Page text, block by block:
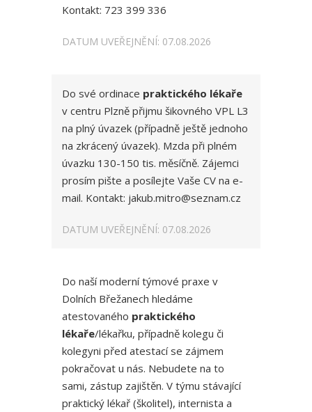
Kontakt: 723 399 336
DATUM UVEŘEJNĚNÍ: 07.08.2026
Do své ordinace praktického lékaře
v centru Plzně přijmu šikovného VPL L3
na plný úvazek (případně ještě jednoho
na zkrácený úvazek). Mzda při plném
úvazku 130-150 tis. měsíčně. Zájemci
prosím pište a posílejte Vaše CV na e-
mail. Kontakt: jakub.mitro@seznam.cz
DATUM UVEŘEJNĚNÍ: 07.08.2026
Do naší moderní týmové praxe v
Dolních Břežanech hledáme
atestovaného praktického
lékaře/lékařku, případně kolegu či
kolegyni před atestací se zájmem
pokračovat u nás. Nebudete na to
sami, zástup zajištěn. V týmu stávající
praktický lékař (školitel), internista a